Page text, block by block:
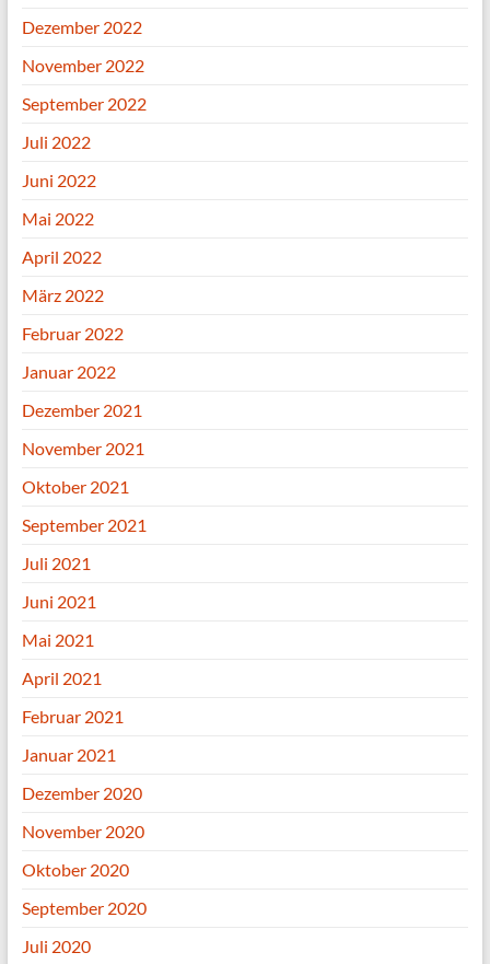
Dezember 2022
November 2022
September 2022
Juli 2022
Juni 2022
Mai 2022
April 2022
März 2022
Februar 2022
Januar 2022
Dezember 2021
November 2021
Oktober 2021
September 2021
Juli 2021
Juni 2021
Mai 2021
April 2021
Februar 2021
Januar 2021
Dezember 2020
November 2020
Oktober 2020
September 2020
Juli 2020